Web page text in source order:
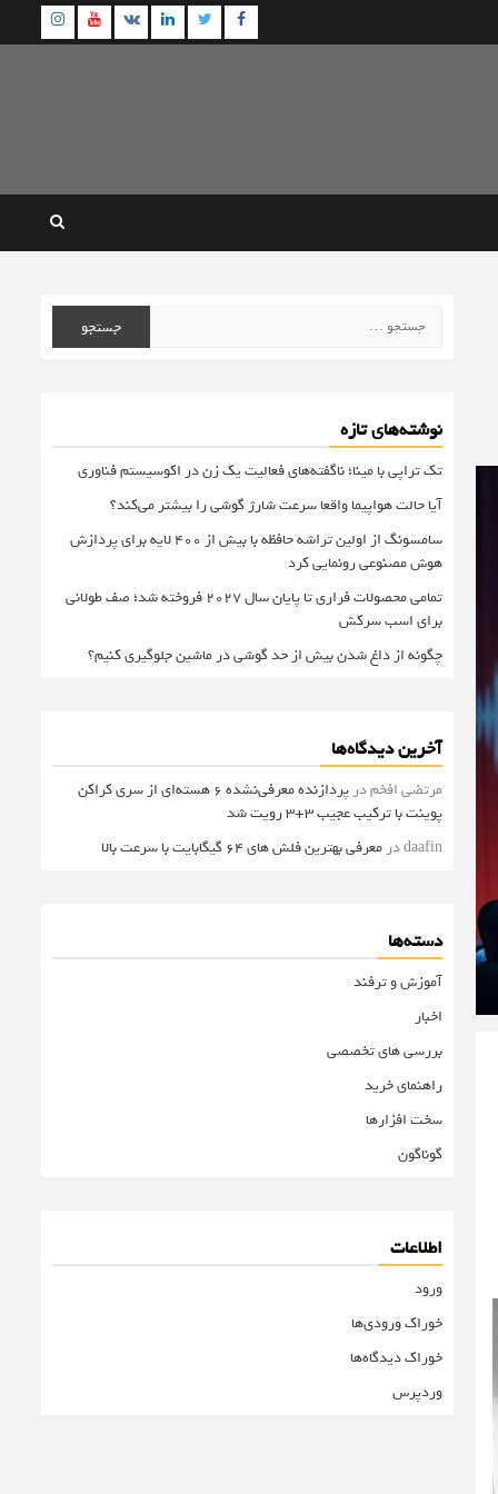
Facebook
Twitter
Linkedin
VK
برای:
نوشته‌های تازه
تک تراپی با مینا؛ ناگفته‌های فعالیت یک زن در اکوسیستم فناوری
آیا حالت هواپیما واقعا سرعت شارژ گوشی را بیشتر می‌کند؟
سامسونگ از اولین تراشه حافظه با بیش از ۴۰۰ لایه برای پردازش
هوش مصنوعی رونمایی کرد
تمامی محصولات فراری تا پایان سال ۲۰۲۷ فروخته شد؛ صف طولانی
برای اسب سرکش
چگونه از داغ شدن بیش از حد گوشی در ماشین جلوگیری کنیم؟
آخرین دیدگاه‌ها
مرتضی افخمدر
پردازنده معرفی‌نشده 6 هسته‌ای از سری کراکن
پوینت با ترکیب عجیب 3+3 رویت شد
daafinدر معرفی بهترین فلش های 64 گیگابایت با سرعت بالا
دسته‌ها
آموزش و ترفند
اخبار
بررسی های تخصصی
راهنمای خرید
سخت افزارها
گوناگون
اطلاعات
ورود
خوراک ورودی‌ها
خوراک دیدگاه‌ها
وردپرس